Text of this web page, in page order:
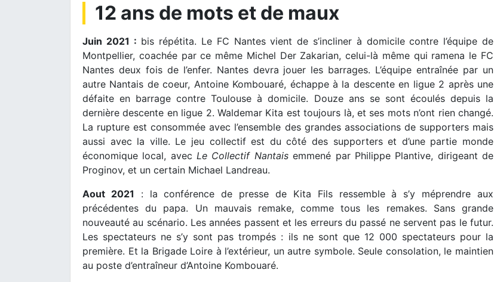
12 ans de mots et de maux
Juin 2021 : bis répétita. Le FC Nantes vient de s’incliner à domicile contre l’équipe de
Montpellier, coachée par ce même Michel Der Zakarian, celui-là même qui ramena le FC
Nantes deux fois de l’enfer. Nantes devra jouer les barrages. L’équipe entraînée par un
autre Nantais de coeur, Antoine Kombouaré, échappe à la descente en ligue 2 après une
défaite en barrage contre Toulouse à domicile. Douze ans se sont écoulés depuis la
dernière descente en ligue 2. Waldemar Kita est toujours là, et ses mots n’ont rien changé.
La rupture est consommée avec l’ensemble des grandes associations de supporters mais
aussi avec la ville. Le jeu collectif est du côté des supporters et d’une partie monde
économique local, avec Le Collectif Nantaisemmené par Philippe Plantive, dirigeant de
Proginov, et un certain Michael Landreau.
Aout 2021 : la conférence de presse de Kita Fils ressemble à s’y méprendre aux
précédentes du papa. Un mauvais remake, comme tous les remakes. Sans grande
nouveauté au scénario. Les années passent et les erreurs du passé ne servent pas le futur.
Les spectateurs ne s’y sont pas trompés : ils ne sont que 12 000 spectateurs pour la
première. Et la Brigade Loire à l’extérieur, un autre symbole. Seule consolation, le maintien
au poste d’entraîneur d’Antoine Kombouaré.